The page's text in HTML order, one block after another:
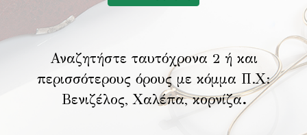
Αναζητήστε ταυτόχρονα 2 ή και
περισσότερους όρους με κόμμα Π.Χ:
Βενιζέλος, Χαλέπα, κορνίζα.